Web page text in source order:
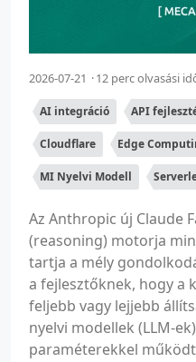
2026-07-21 12 perc olvasási
AI integráció API
Cloudflare Edge
MI Nyelvi Modell
Az Anthropic új Claude
(reasoning) motorja
tartja a mély
a fejlesztőknek, hogy a
feljebb vagy lejjebb
nyelvi modellek (LLM-
paraméterekkel